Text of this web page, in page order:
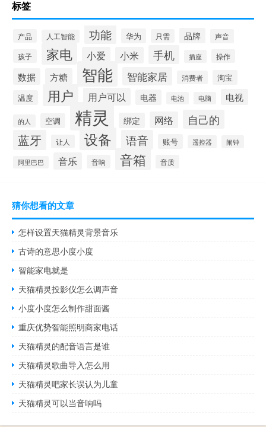
标签
产品 人工智能 功能 华为 只需 品牌 声音
孩子 家电 小爱 小米 手机 插座 操作
数据 方糖 智能 智能家居 消费者
淘宝
温度
用户 用户可以 电器 电池 电脑 电视
的人 空调 精灵 绑定 网络 自己的
蓝牙 让人 设备 语音 账号 遥控器 闹钟
阿里巴巴 音乐 音响 音箱 音质
猜你想看的文章
怎样设置天猫精灵背景音乐
古诗的意思小度小度
智能家电就是
天猫精灵投影仪怎么调声音
小度小度怎么制作甜面酱
重庆优势智能照明商家电话
天猫精灵的配音语言是谁
天猫精灵歌曲导入怎么用
天猫精灵吧家长误认为儿童
天猫精灵可以当音响吗